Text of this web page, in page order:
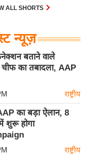
नहीं किया था।
ALL SHORTS
न्यूज़
बताने वाले
का तबादला, AAP
राष्ट्रीय
का बड़ा ऐलान, 8
शुरू होगा
राष्ट्रीय